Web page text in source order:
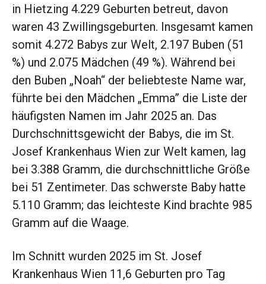
in Hietzing 4.229 Geburten betreut, davon
waren 43 Zwillingsgeburten. Insgesamt kamen
somit 4.272 Babys zur Welt, 2.197 Buben (51
%) und 2.075 Mädchen (49 %). Während bei
den Buben „Noah“ der beliebteste Name war,
führte bei den Mädchen „Emma” die Liste der
häufigsten Namen im Jahr 2025 an. Das
Durchschnittsgewicht der Babys, die im St.
Josef Krankenhaus Wien zur Welt kamen, lag
bei 3.388 Gramm, die durchschnittliche Größe
bei 51 Zentimeter. Das schwerste Baby hatte
5.110 Gramm; das leichteste Kind brachte 985
Gramm auf die Waage.
Im Schnitt wurden 2025 im St. Josef
Krankenhaus Wien 11,6 Geburten pro Tag